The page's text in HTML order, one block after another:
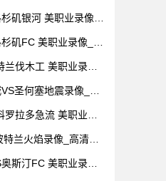
矶银河 美职业录像_
矶FC 美职业录像_高
伐木工 美职业录像_
圣何塞地震录像_全
拉多急流 美职业录
兰火焰录像_高清录
斯汀FC 美职业录像_